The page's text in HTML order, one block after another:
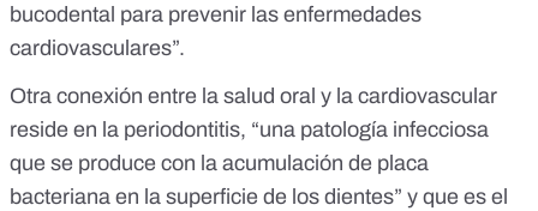
bucodental para prevenir las enfermedades
cardiovasculares”.
Otra conexión entre la salud oral y la cardiovascular
reside en la periodontitis, “una patología infecciosa
que se produce con la acumulación de placa
bacteriana en la superficie de los dientes” y que es el